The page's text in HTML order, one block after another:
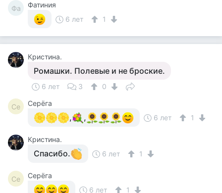
Фа
Фатиния
6 лет
1
Кристина.
Ромашки. Полевые и не броские.
6 лет 3 0
Се Серёга
, , 6 лет 1
Кристина.
Спасибо. 6 лет 1
Се
Серёга
6 лет
1